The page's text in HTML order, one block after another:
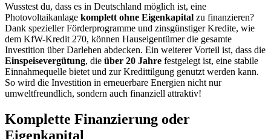
Wusstest du, dass es in Deutschland möglich ist, eine
Photovoltaikanlage komplett ohne Eigenkapital zu finanzieren?
Dank spezieller Förderprogramme und zinsgünstiger Kredite, wie
dem KfW-Kredit 270, können Hauseigentümer die gesamte
Investition über Darlehen abdecken. Ein weiterer Vorteil ist, dass die
Einspeisevergütung, die über 20 Jahre festgelegt ist, eine stabile
Einnahmequelle bietet und zur Kredittilgung genutzt werden kann.
So wird die Investition in erneuerbare Energien nicht nur
umweltfreundlich, sondern auch finanziell attraktiv!
Komplette Finanzierung oder
Eigenkapital